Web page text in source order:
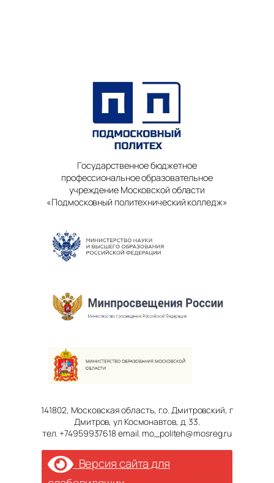
Государственное бюджетное
профессиональное образовательное
учреждение Московской области
«Подмосковный политехнический колледж»
141802, Московская область, г.о. Дмитровский, г
Дмитров, ул Космонавтов, д. 33.
тел. +74959937618 email. mo_politeh@mosreg.ru
Версия сайта для